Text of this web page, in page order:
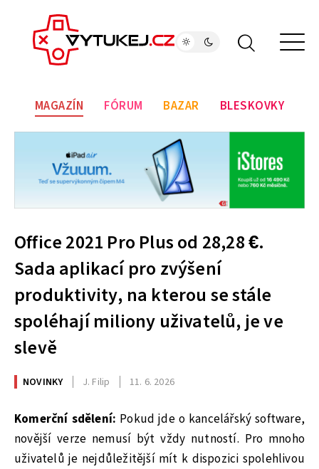
MAGAZÍN FÓRUM BAZAR BLESKOVKY
Office 2021 Pro Plus od 28,28 €.
Sada aplikací pro zvýšení
produktivity, na kterou se stále
spoléhají miliony uživatelů, je ve
slevě
NOVINKY J. Filip 11. 6. 2026
Komerční sdělení: Pokud jde o kancelářský software,
novější verze nemusí být vždy nutností. Pro mnoho
uživatelů je nejdůležitější mít k dispozici spolehlivou